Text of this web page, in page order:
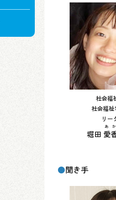
社会福
社会福
リー
堀田 愛
あ
●聞き手